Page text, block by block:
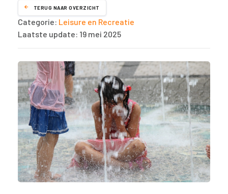
TERUG NAAR OVERZICHT
Categorie: Leisure en Recreatie
Laatste update: 19 mei 2025